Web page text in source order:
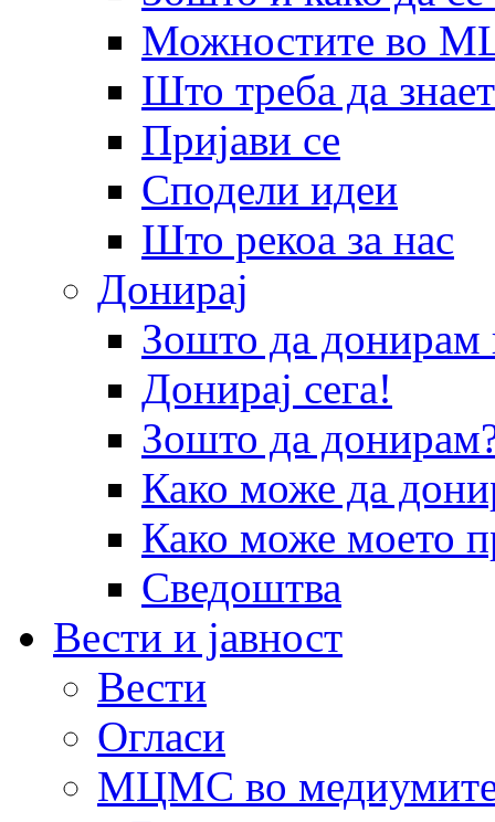
Можностите во
Што треба да
Пријави се
Сподели идеи
Што рекоа за нас
Донирај
Зошто да
Донирај сега!
Зошто да
Како може да
Како може моето
Сведоштва
Вести и јавност
Вести
Огласи
МЦМС во